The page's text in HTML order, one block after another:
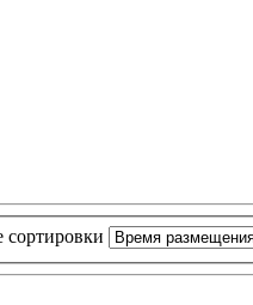
сортировки